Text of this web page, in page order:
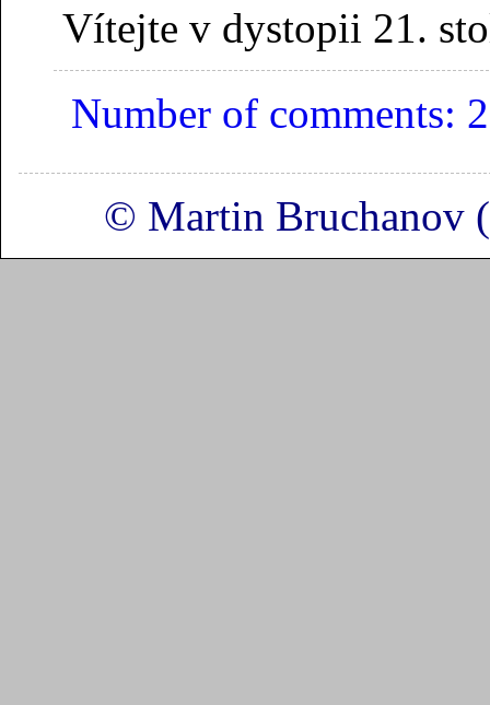
Vítejte v dystopii 21.
Number of comments: 2
© Martin Bruchanov